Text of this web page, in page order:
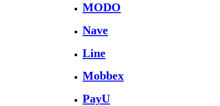
MODO
Nave
Line
Mobbex
PayU